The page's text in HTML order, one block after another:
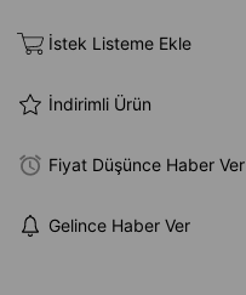
İstek Listeme Ekle
İndirimli Ürün
Fiyat Düşünce Haber Ver
Gelince Haber Ver